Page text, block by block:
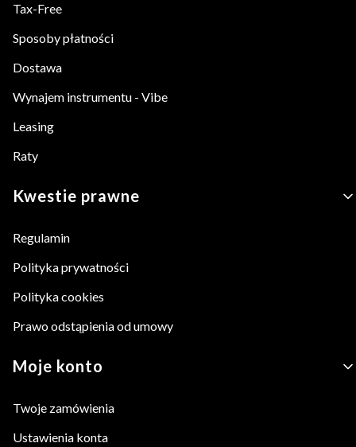
Tax-Free
Sposoby płatności
Dostawa
Wynajem instrumentu - Vibe
Leasing
Raty
Kwestie prawne
Regulamin
Polityka prywatności
Polityka cookies
Prawo odstąpienia od umowy
Moje konto
Twoje zamówienia
Ustawienia konta